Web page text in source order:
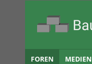
FOREN MEDIEN